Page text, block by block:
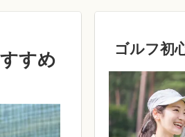
すめ
ゴルフ初